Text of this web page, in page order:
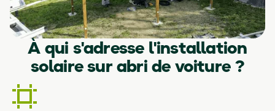
À qui s'adresse l'installation
solaire sur abri de voiture ?